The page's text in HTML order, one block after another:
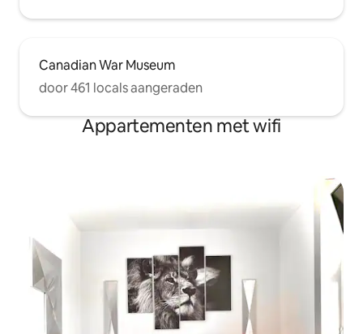
Canadian War Museum
door 461 locals aangeraden
Appartementen met wifi